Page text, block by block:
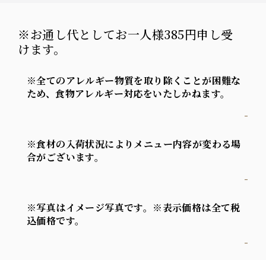
※お通し代としてお一人様385円申し受
けます。
※全てのアレルギー物質を取り除くことが困難な
ため、食物アレルギー対応をいたしかねます。
-
※食材の入荷状況によりメニュー内容が変わる場
合がございます。
-
※写真はイメージ写真です。※表示価格は全て税
込価格です。
-